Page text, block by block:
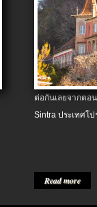
ต่อกันเลยจากต
Sintra ประเทศโป
Read more